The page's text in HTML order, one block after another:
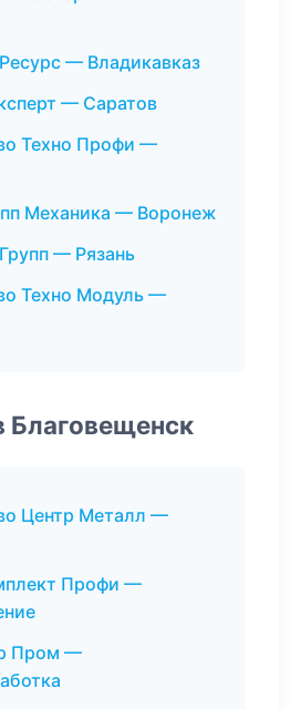
— Владикавказ
— Саратов
Техно Профи —
Механика — Воронеж
— Рязань
Техно Модуль —
Благовещенск
Центр Металл —
Профи —
Пром —